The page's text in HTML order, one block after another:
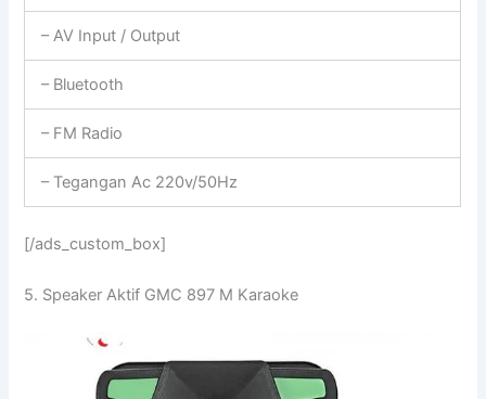
– AV Input / Output
– Bluetooth
– FM Radio
– Tegangan Ac 220v/50Hz
[/ads_custom_box]
5. Speaker Aktif GMC 897 M Karaoke